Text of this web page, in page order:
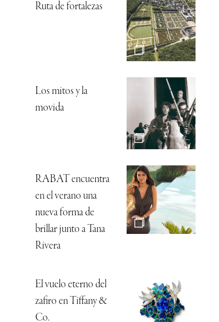
Ruta de fortalezas
Los mitos y la
movida
RABAT encuentra
en el verano una
nueva forma de
brillar junto a Tana
Rivera
El vuelo eterno del
zafiro en Tiffany &
Co.